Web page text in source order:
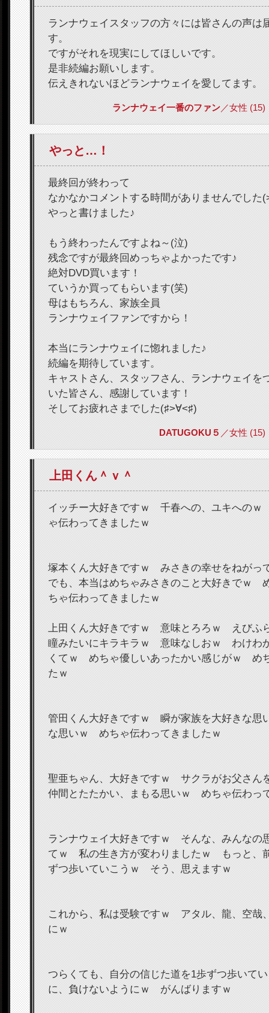
ランナウェイスタッフの方々には皆さんの声は
す。
ですがそれを現実にしてほしいです。
是非続編お願いします。
伝えきれないほどランナウェイを愛してます。
ランナウェイ一番のファン／女性
やっと…！
最終回が終わって
なかなかコメントする時間がありませんでした
やっと書けました♪
もう終わったんですよね～(泣)
残念ですが最終回めっちゃよかったです♪
絶対DVD買います！
ていうか買ってもらいます(笑)
母はもちろん、家族全員
ランナウェイファンですから！
本当にランナウェイに惚れました♪
続編を期待しています。
キャストさん、スタッフさん、ランナウェイを
いた皆さん、感謝しています！
そしてお疲れさまでした(♯>∀<♯)
DATUGOKU５ ／女性
上田くん＾ｖ＾
イッチー大好きですｗ 千春への、ユキへの
ゃ伝わってきましたｗ
塚本くん大好きですｗ みさきの幸せをねが
でも、本当はめちゃみさきのこと大好きでｗ
ちゃ伝わってきましたｗ
上田くん大好きですｗ 意味とろろｗ えびふ
瞳みたいにキラキラｗ 意味なしおｗ わけわ
くてｗ めちゃ優しいあったかい感じがｗ め
たｗ
管田くん大好きですｗ 瞬が家族を大好きな
な思いｗ めちゃ伝わってきましたｗ
聖亜ちゃん、大好きですｗ サクラがお父さ
仲間とたたかい、まもる思いｗ めちゃ伝わっ
ランナウェイ大好きですｗ そんな、みんなの
てｗ 私の生き方が変わりましたｗ もっと、
ずつ歩いていこうｗ そう、思えますｗ
これから、私は受験ですｗ アタル、龍、空哉
にｗ
つらくても、自分の信じた道を1歩ずつ歩いて
に、負けないようにｗ がんばりますｗ